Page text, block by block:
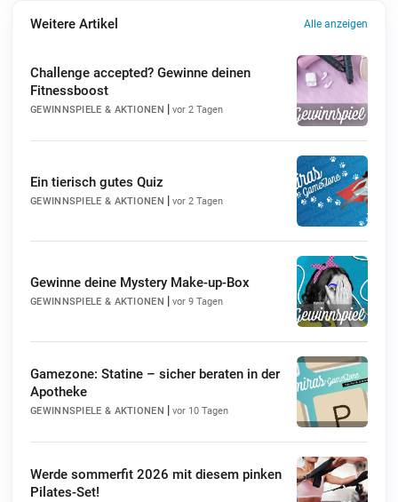
Weitere Artikel Alle anzeigen
Challenge accepted? Gewinne deinen
Fitnessboost
GEWINNSPIELE & AKTIONEN | vor 2 Tagen
Ein tierisch gutes Quiz
GEWINNSPIELE & AKTIONEN | vor 2 Tagen
Gewinne deine Mystery Make-up-Box
GEWINNSPIELE & AKTIONEN | vor 9 Tagen
Gamezone: Statine – sicher beraten in der
Apotheke
GEWINNSPIELE & AKTIONEN | vor 10 Tagen
Werde sommerfit 2026 mit diesem pinken
Pilates-Set!